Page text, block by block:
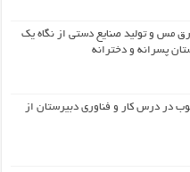
مس و تولید صنایع دستی از نگاه یک
پسرانه و دخترانه
در درس کار و فناوری دبیرستان از